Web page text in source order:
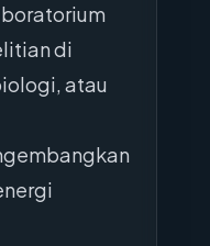
di
atau